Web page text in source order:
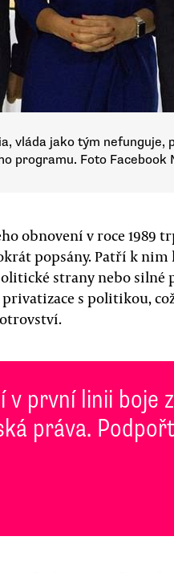
vláda jako tým nefunguje,
programu. Foto Facebook
obnovení v roce 1989
popsány. Patří k
strany nebo
s politikou,
v první linii boje
práva.